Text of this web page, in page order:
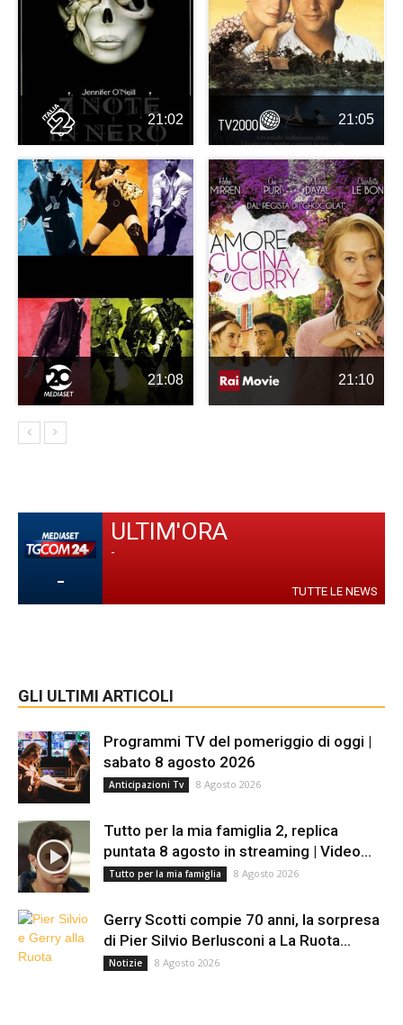
21:02 21:05
21:08 21:10
-
ULTIM'ORA
-
TUTTE LE NEWS
GLI ULTIMI ARTICOLI
Programmi TV del pomeriggio di oggi |
sabato 8 agosto 2026
Anticipazioni Tv 8 Agosto 2026
Tutto per la mia famiglia 2, replica
puntata 8 agosto in streaming | Video...
Tutto per la mia famiglia 8 Agosto 2026
Gerry Scotti compie 70 anni, la sorpresa
di Pier Silvio Berlusconi a La Ruota...
Notizie 8 Agosto 2026